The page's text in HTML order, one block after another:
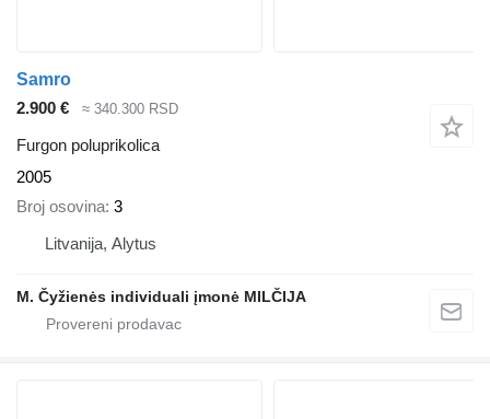
Samro
2.900 €
≈ 340.300 RSD
Furgon poluprikolica
2005
Broj osovina 3
Litvanija, Alytus
M. Čyžienės individuali įmonė MILČIJA